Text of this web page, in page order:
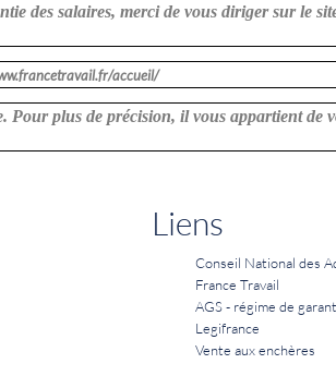
des salaires, merci de vous diriger sur le
accueil/
Pour plus de précision, il vous appartient de
Liens
Conseil National des
France Travail
AGS - régime de
Legifrance
Vente aux enchères